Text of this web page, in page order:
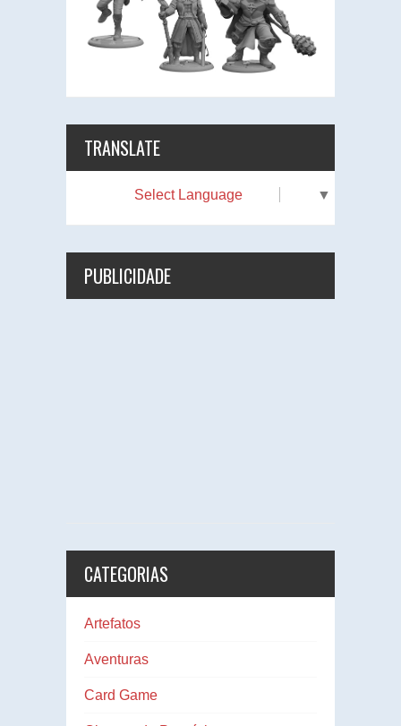
TRANSLATE
Select Language ▼
PUBLICIDADE
CATEGORIAS
Artefatos
Aventuras
Card Game